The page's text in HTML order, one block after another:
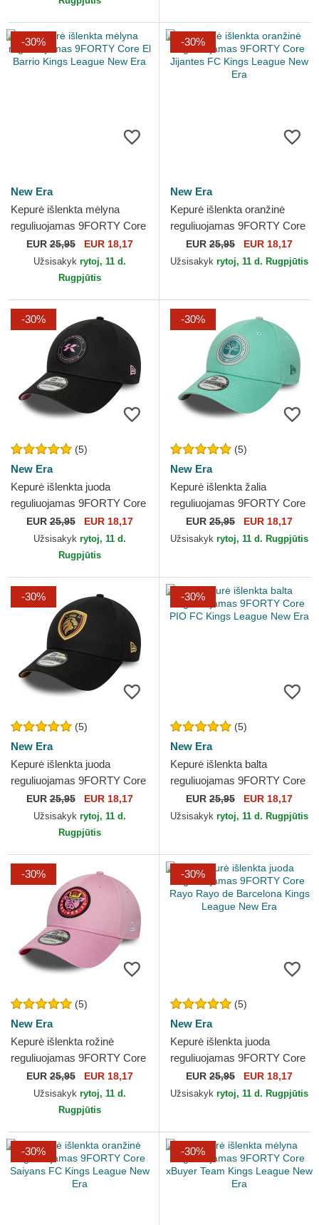
-30%
New Era
Kepurė išlenkta mėlyna
reguliuojamas 9FORTY Core
El Barrio Kings League New
EUR25,95 EUR 18,17
Užsisakyk rytoj, 11 d.
Rugpjūtis
-30%
New Era
Kepurė išlenkta oranžinė
reguliuojamas 9FORTY Core
Jijantes FC Kings League
New Era
EUR 25,95 EUR 18,17
Užsisakyk rytoj, 11 d. Rugpjūtis
-30%
(5)
New Era
Kepurė išlenkta juoda
reguliuojamas 9FORTY Core
Kunisports Kings League
New Era
EUR25,95 EUR 18,17
Užsisakyk rytoj, 11 d.
Rugpjūtis
-30%
(5)
New Era
Kepurė išlenkta žalia
reguliuojamas 9FORTY Core
Los Troncos FC Kings
League New Era
EUR 25,95 EUR 18,17
Užsisakyk rytoj, 11 d. Rugpjūtis
-30%
(5)
New Era
Kepurė išlenkta juoda
reguliuojamas 9FORTY Core
Ultimate Móstoles Kings
League New Era
EUR25,95 EUR 18,17
Užsisakyk rytoj, 11 d.
Rugpjūtis
-30%
(5)
New Era
Kepurė išlenkta balta
reguliuojamas 9FORTY Core
PIO FC Kings League New
Era
EUR 25,95 EUR 18,17
Užsisakyk rytoj, 11 d. Rugpjūtis
-30%
(5)
New Era
Kepurė išlenkta rožinė
reguliuojamas 9FORTY Core
Porcinos FC Kings League
New Era
EUR25,95 EUR 18,17
Užsisakyk rytoj, 11 d.
Rugpjūtis
-30%
(5)
New Era
Kepurė išlenkta juoda
reguliuojamas 9FORTY Core
Rayo Rayo de Barcelona
Kings League New Era
EUR 25,95 EUR 18,17
Užsisakyk rytoj, 11 d. Rugpjūtis
-30% -30%